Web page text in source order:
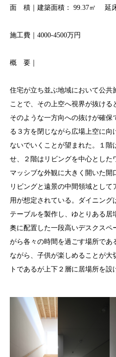
面 積｜建築面積： 99.37㎡ 延床
施工費｜4000-4500万円
概 要｜
住宅が立ち並ぶ地域において公共
ことで、その上空へ視界が抜ける
そのような一方向への抜けが確保
る３方を閉じながら広場上空に向
ないでいくことが望まれた。１階
せ、２階はリビングを中心とした
マッシブな外観に大きく開いた開
リビングと遠景の中間領域として
用が想定されている。ダイニング
テーブルを製作し、ゆとりある
奥に配置した一段高いデスクスペ
がら各々の時間を過ごす場所であ
ながら、子供が楽しめることが大
トであるが上下２層に居場所を設